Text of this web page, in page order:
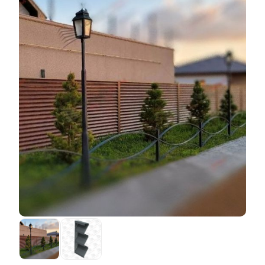
разных производителей разная от 20 до 40 микрон.
Чем толще пленка, тем она надежнее. Иногда пленка
наносится на обе стороны листа, но бывает, что
только на одну. В последнем случае вторую сторону
листа просто грунтуют (эта сторона листа, конечно,
идет на обратную сторону забора). В общем, в этом
смысле выбор на любой вкус и кошелек. Заводы-
производители поставляют нам такую сталь в
огромных рулонах, а мы должны с помощью
специальных станков нарезать из нее листы и
изготовитьламелидля своих заборов. Получаются
красивые и качественные заборы.
Но есть несколько особенностей, на которые нужно
обратить внимание. Во-первых, толщина стали,
которая производится с таким покрытием, обычно
составляет 0,5 мм. При такой толщине можно найти
довольно широкий спектр цветов и фактур. Но если
вам необходимо изготовить забор из более толстой
стали, то, к сожалению, выбор не так широк - один,
два варианта и все. Во-вторых, при производстве
Например, на изготовление секции забора "Люкс" с
глубиной секции 50 мм, высотой
перекрытия потребуется меньше стали, чем на
изготовление аналогичного забора, но, например, с
глубиной секции 80 мм и перекрытиемламелей20
мм. Да и трудоемкость первого забора будет
меньше, чем второго. Отсюда и разница в цене. Вы
платите только за фактическую стоимость
материалов и зарплату рабочих.